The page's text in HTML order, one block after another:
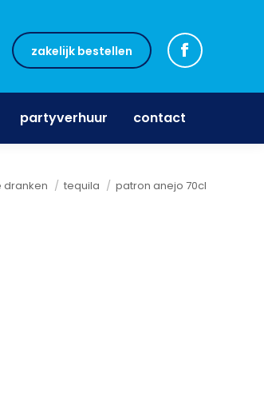
zakelijk bestellen
partyverhuur contact
dranken tequila patron anejo 70cl